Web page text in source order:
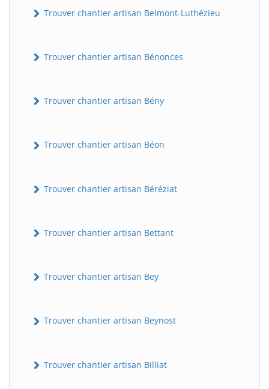
Trouver chantier artisan Belmont-Luthézieu
Trouver chantier artisan Bénonces
Trouver chantier artisan Bény
Trouver chantier artisan Béon
Trouver chantier artisan Béréziat
Trouver chantier artisan Bettant
Trouver chantier artisan Bey
Trouver chantier artisan Beynost
Trouver chantier artisan Billiat